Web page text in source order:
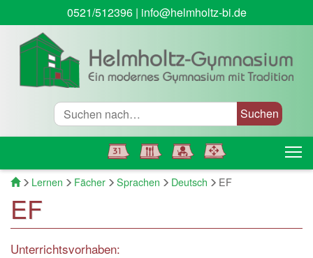
0521/512396| info@helmholtz-bi.de
Suche
Startseite
Lernen Fächer Sprachen Deutsch EF
EF
Unterrichtsvorhaben: